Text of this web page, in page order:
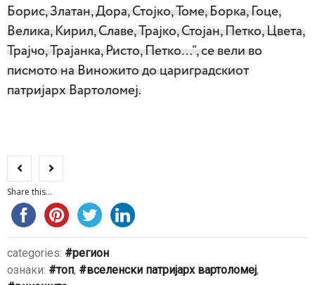
Борис, Златан, Дора, Стојко, Томе, Борка, Гоце,
Велика, Кирил, Славе, Трајко, Стојан, Петко, Цвета,
Трајчо, Трајанка, Ристо, Петко…“, се вели во
писмото на Виножито до цариградскиот
патријарх Вартоломеј.
Share this...
categories:
регион
ознаки:
топ, вселенски патријарх вартоломеј,